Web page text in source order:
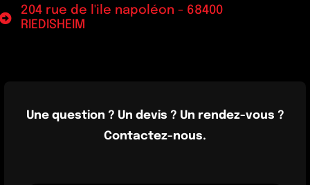
204 rue de l'ile napoléon - 68400
RIEDISHEIM
Une question ? Un devis ? Un rendez-vous ?
Contactez-nous.